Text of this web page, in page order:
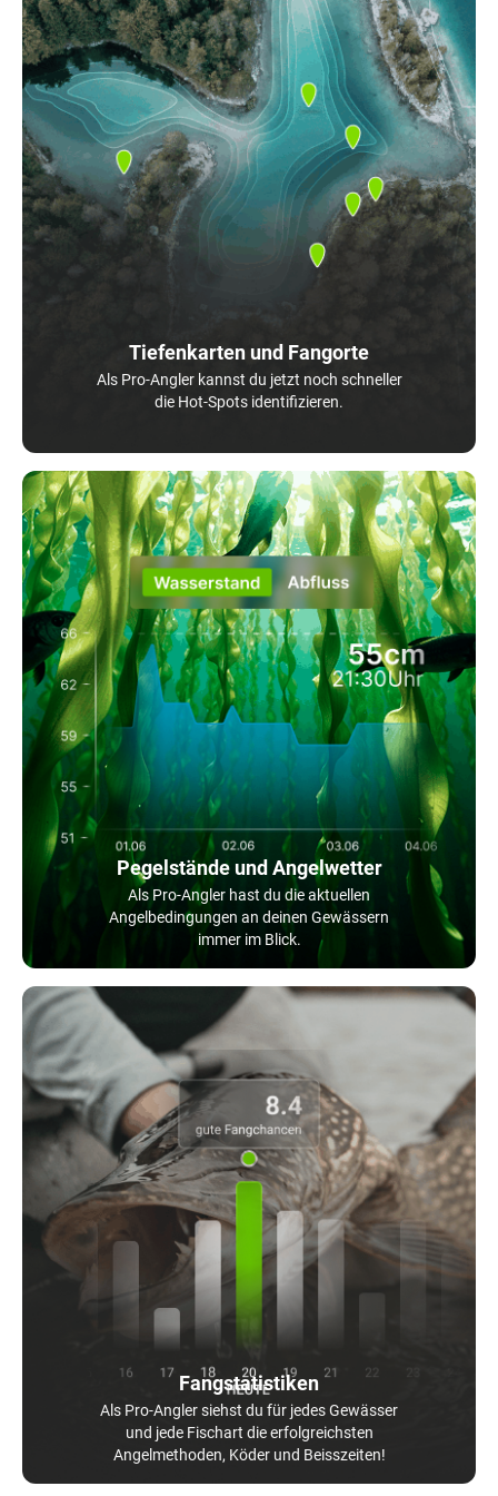
Tiefenkarten und Fangorte
Als Pro-Angler kannst du jetzt noch schneller
die Hot-Spots identifizieren.
Pegelstände und Angelwetter
Als Pro-Angler hast du die aktuellen
Angelbedingungen an deinen Gewässern
immer im Blick.
Fangstatistiken
Als Pro-Angler siehst du für jedes Gewässer
und jede Fischart die erfolgreichsten
Angelmethoden, Köder und Beisszeiten!